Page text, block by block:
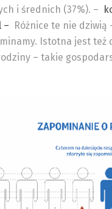
i średnich (37%). –
– Różnice te nie dziwią
Istotna jest też
– takie